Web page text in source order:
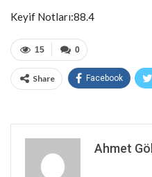
Keyif Notları:88.4
0
15
Share Facebook
Ahmet